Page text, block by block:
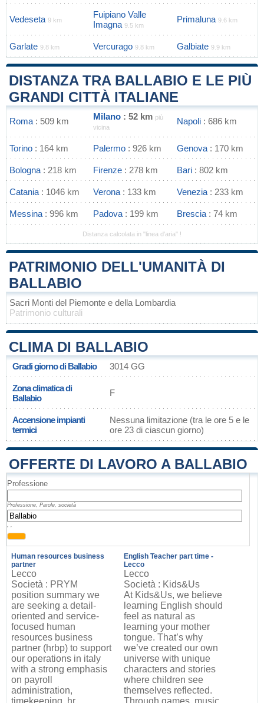
Vedeseta 9 km
Fuipiano Valle
Imagna 9.5 km
Primaluna 9.6 km
Garlate 9.8 km Vercurago 9.8 km Galbiate 9.9 km
DISTANZA TRA BALLABIO E LE PIÙ
GRANDI CITTÀ ITALIANE
Roma : 509 km Milano : 52 km più
vicina
Napoli : 686 km
Torino : 164 km Palermo : 926 km Genova : 170 km
Bologna : 218 km Firenze : 278 km Bari : 802 km
Catania : 1046 km Verona : 133 km Venezia : 233 km
Messina : 996 km Padova : 199 km Brescia : 74 km
Distanza calcolata in "linea d'aria" !
PATRIMONIO DELL'UMANITÀ DI
BALLABIO
Sacri Monti del Piemonte e della Lombardia
Patrimonio culturali
CLIMA DI BALLABIO
Gradi giorno di Ballabio 3014 GG
Zona climatica di
Ballabio
F
Accensione impianti
termici
Nessuna limitazione (tra le ore 5 e le
ore 23 di ciascun giorno)
OFFERTE DI LAVORO A BALLABIO
Professione
Professione, Parole, società
, ,
Human resources business
partner
Lecco
Società : PRYM
position summary we
are seeking a detail-
oriented and service-
focused human
resources business
partner (hrbp) to support
our operations in italy
with a strong emphasis
on payroll
administration,
timekeeping, hr
English Teacher part time -
Lecco
Lecco
Società : Kids&Us
At Kids&Us, we believe
learning English should
feel as natural as
learning your mother
tongue. That’s why
we’ve created our own
universe with unique
characters and stories
where children see
themselves reflected.
Through games, music